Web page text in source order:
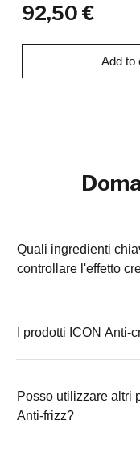
92,50 €
Add to
Quali ingredienti
controllare l'effetto
I prodotti ICON
Posso utilizzare altri
Anti-frizz?